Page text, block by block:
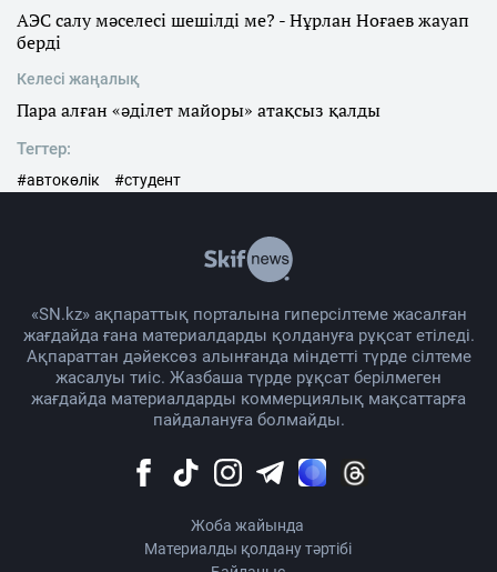
АЭС салу мәселесі шешілді ме? - Нұрлан Ноғаев жауап
берді
Келесі жаңалық
Пара алған «әділет майоры» атақсыз қалды
Тегтер:
#автокөлік #студент
«SN.kz» ақпараттық порталына гиперсілтеме жасалған
жағдайда ғана материалдарды қолдануға рұқсат етіледі.
Ақпараттан дәйексөз алынғанда міндетті түрде сілтеме
жасалуы тиіс. Жазбаша түрде рұқсат берілмеген
жағдайда материалдарды коммерциялық мақсаттарға
пайдалануға болмайды.
Жоба жайында
Материалды қолдану тәртібі